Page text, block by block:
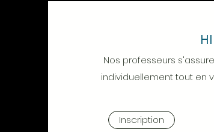
Nos professeurs
individuellement tout en
Inscription